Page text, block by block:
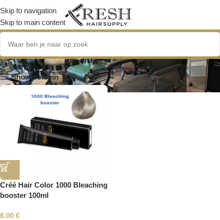
Skip to navigation
Skip to main content
Bleaching
Show column
Créé Hair Color 1000 Bleaching
booster 100ml
6.00 €